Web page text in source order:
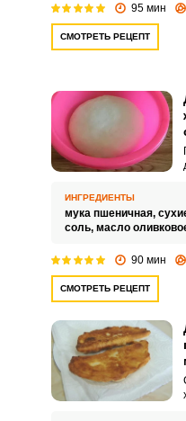
95 мин
СМОТРЕТЬ РЕЦЕПТ
ИНГРЕДИЕНТЫ
мука пшеничная,
соль, масло
90 мин
СМОТРЕТЬ РЕЦЕПТ